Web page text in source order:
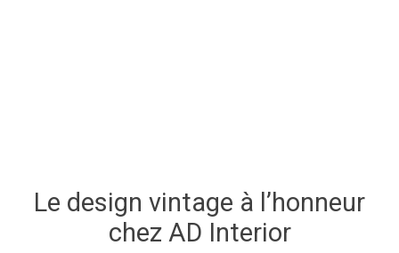
Le design vintage à l’honneur
chez AD Interior